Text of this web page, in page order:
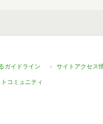
ガイドライン サイトアクセス
コミュニティ